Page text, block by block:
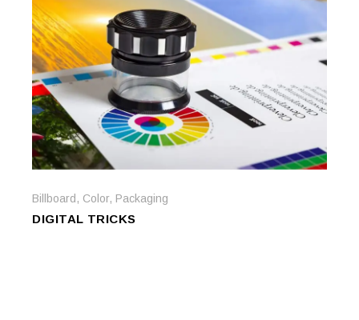
Billboard , Color, Packaging
DIGITAL TRICKS